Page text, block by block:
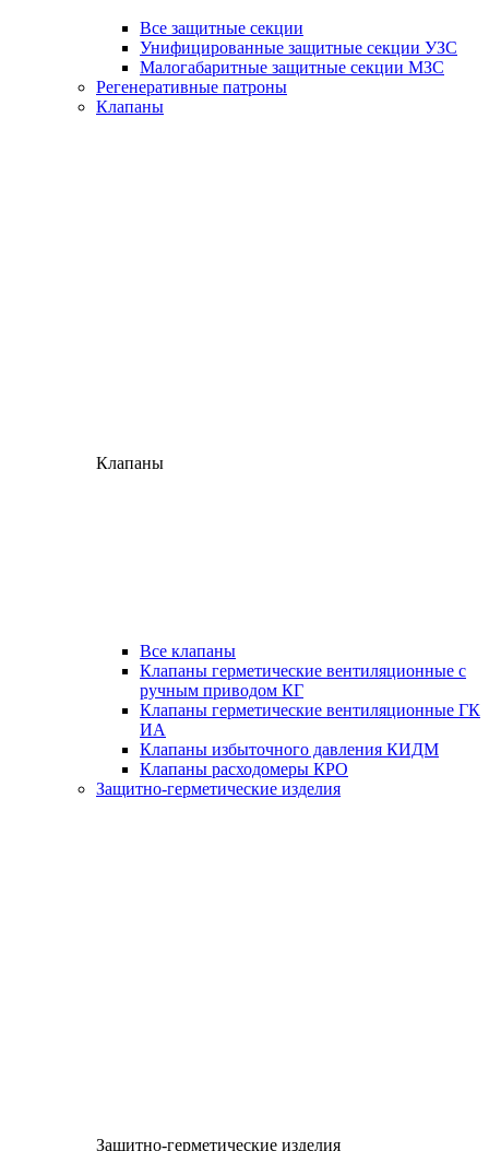
Все защитные секции
Унифицированные защитные секции УЗС
Малогабаритные защитные секции МЗС
Регенеративные патроны
Клапаны
Клапаны
Все клапаны
Клапаны герметические вентиляционные с
ручным приводом КГ
Клапаны герметические вентиляционные ГК
ИА
Клапаны избыточного давления КИДМ
Клапаны расходомеры КРО
Защитно-герметические изделия
Защитно-герметические изделия